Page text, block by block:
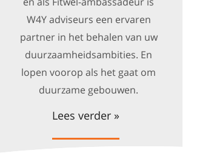
W4Y adviseurs een ervaren
partner in het behalen van uw
duurzaamheidsambities. En
lopen voorop als het gaat om
duurzame gebouwen.
Lees verder »